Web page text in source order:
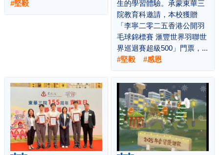
#堅毅
生的學習體驗。承蒙東華三
院教育科邀請，本校獲贈
「李寧二零二五香港公開羽
毛球錦標賽 滙豐世界羽聯世
界巡迴賽超級500」門票，...
#堅毅 #感恩